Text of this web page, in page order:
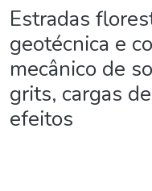
Estradas
geotécnica e
mecânico de
grits, cargas
efeitos